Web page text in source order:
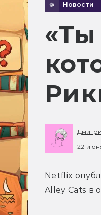
Новости
22
Netflix
Alley Cats в